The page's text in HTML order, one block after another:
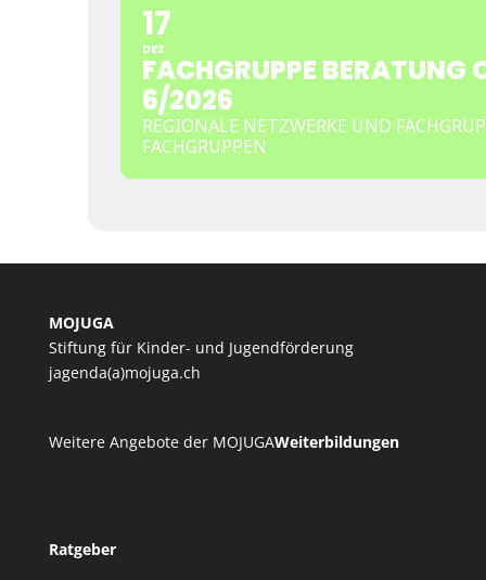
17
DEZ
FACHGRUPPE BERATUNG
6/2026
REGIONALE NETZWERKE UND
FACHGRUPPEN
MOJUGA
Stiftung für Kinder- und Jugendförderung
jagenda(a)mojuga.ch
Weitere Angebote der MOJUGAWeiterbildungen
Ratgeber